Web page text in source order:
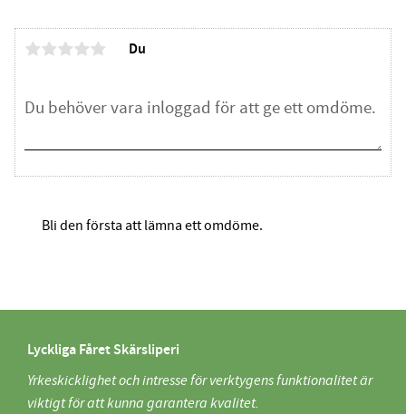
Du
Bli den första att lämna ett omdöme.
Lyckliga Fåret Skärsliperi
Yrkeskicklighet och intresse för verktygens funktionalitet är
viktigt för att kunna garantera kvalitet.